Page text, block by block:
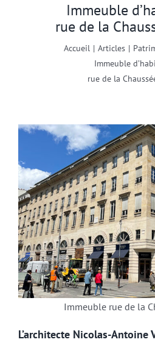
Immeuble
rue de la
Accueil | Articles |
Immeuble
rue de la
Immeuble rue de la
L’architecte Nicolas-Antoine